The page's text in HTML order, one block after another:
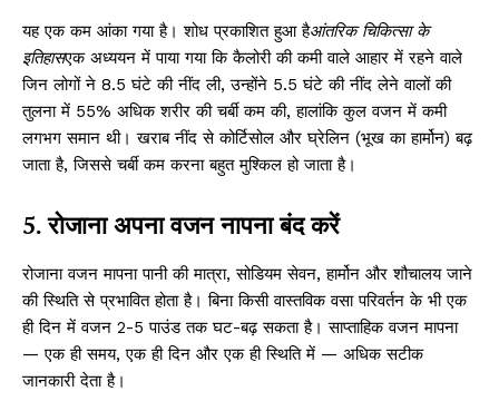
यह एक कम आंका गया है। शोध प्रकाशित हुआ हैआंतरिक चिकित्सा के
इतिहासएक अध्ययन में पाया गया कि कैलोरी की कमी वाले आहार में रहने वाले
जिन लोगों ने 8.5 घंटे की नींद ली, उन्होंने 5.5 घंटे की नींद लेने वालों की
तुलना में 55% अधिक शरीर की चर्बी कम की, हालांकि कुल वजन में कमी
लगभग समान थी। खराब नींद से कोर्टिसोल और घ्रेलिन (भूख का हार्मोन) बढ़
जाता है, जिससे चर्बी कम करना बहुत मुश्किल हो जाता है।
5. रोजाना अपना वजन नापना बंद करें
रोजाना वजन मापना पानी की मात्रा, सोडियम सेवन, हार्मोन और शौचालय जाने
की स्थिति से प्रभावित होता है। बिना किसी वास्तविक वसा परिवर्तन के भी एक
ही दिन में वजन 2-5 पाउंड तक घट-बढ़ सकता है। साप्ताहिक वजन मापना
— एक ही समय, एक ही दिन और एक ही स्थिति में — अधिक सटीक
जानकारी देता है।